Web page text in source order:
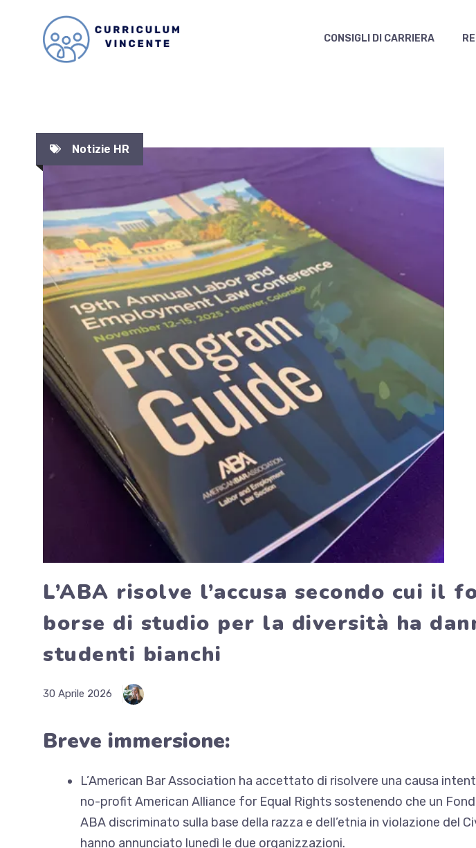
contenuto
CONSIGLI DI CARRIERA
Notizie HR
L’ABA risolve l’accusa secondo cui il
borse di studio per la diversità ha
studenti bianchi
30 Aprile 2026
Breve immersione:
L’American Bar Association ha accettato di risolvere una causa
no-profit American Alliance for Equal Rights sostenendo che un
ABA discriminato sulla base della razza e dell’etnia in violazione del
hanno annunciato lunedì le due organizzazioni.